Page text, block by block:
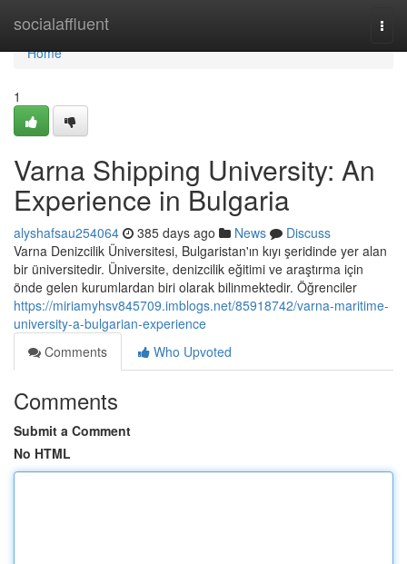
socialaffluent
Home
Home
1
Varna Shipping University: An
Experience in Bulgaria
alyshafsau254064 385 days ago News
Discuss
Varna Denizcilik Üniversitesi, Bulgaristan'ın kıyı şeridinde yer alan
bir üniversitedir. Üniversite, denizcilik eğitimi ve araştırma için
önde gelen kurumlardan biri olarak bilinmektedir. Öğrenciler
https://miriamyhsv845709.imblogs.net/85918742/varna-maritime-
university-a-bulgarian-experience
Comments
Who Upvoted
Comments
Submit a Comment
No HTML